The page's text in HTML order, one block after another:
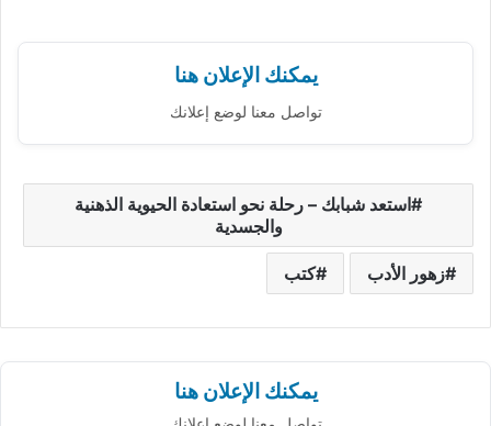
يمكنك الإعلان هنا
تواصل معنا لوضع إعلانك
استعد شبابك – رحلة نحو استعادة الحيوية الذهنية
والجسدية
زهور الأدب كتب
يمكنك الإعلان هنا